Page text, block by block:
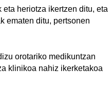
heriotza ikertzen ditu, eta
ematen ditu, pertsonen
orotariko medikuntzan
klinikoa nahiz ikerketakoa